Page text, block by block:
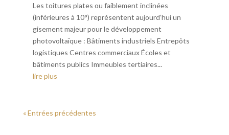
Les toitures plates ou faiblement inclinées
(inférieures à 10°) représentent aujourd’hui un
gisement majeur pour le développement
photovoltaïque : Bâtiments industriels Entrepôts
logistiques Centres commerciaux Écoles et
bâtiments publics Immeubles tertiaires...
lire plus
« Entrées précédentes